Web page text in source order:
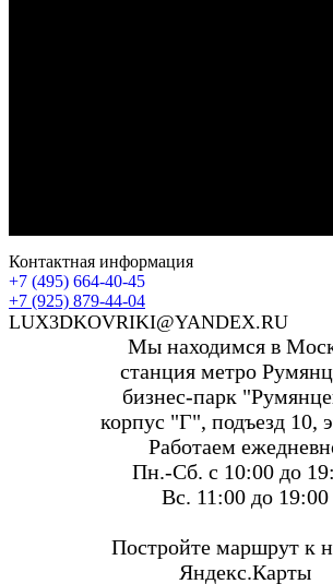
Контактная информация
+7 (495) 664-40-45
+7 (925) 879-44-04
LUX3DKOVRIKI@YANDEX.RU
Мы находимся в
станция метро
бизнес-парк
корпус "Г", подъезд 10,
Работаем
Пн.-Сб. с 10:00 до
Вс. 11:00 до 19:00
Постройте маршрут к
Яндекс.Карты